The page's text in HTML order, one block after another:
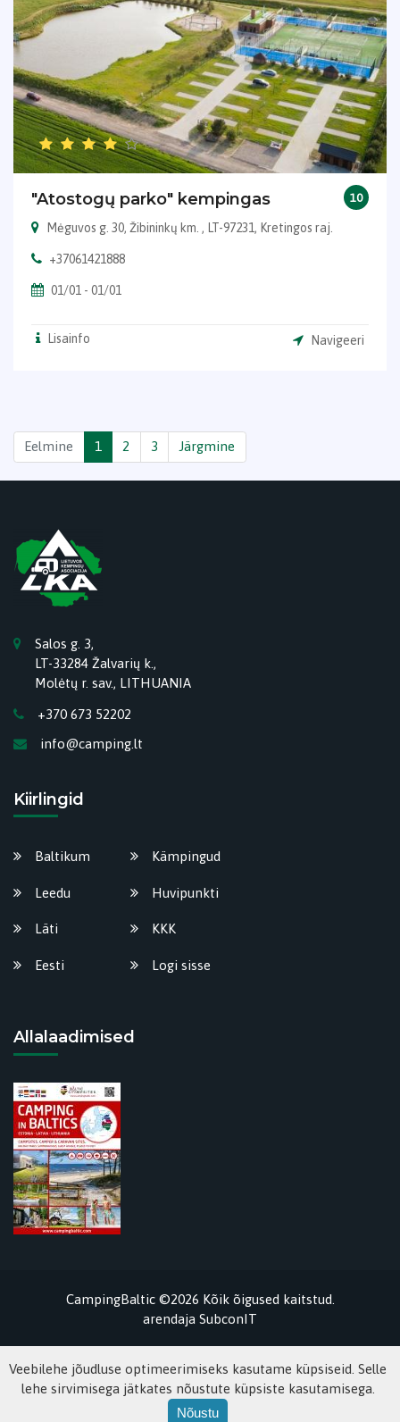
"Atostogų parko" kempingas 10
Mėguvos g. 30, Žibininkų km. , LT-97231, Kretingos raj.
+37061421888
01/01 - 01/01
Lisainfo Navigeeri
Eelmine 1 2 3 Järgmine
Salos g. 3,
LT-33284 Žalvarių k.,
Molėtų r. sav., LITHUANIA
+370 673 52202
info@camping.lt
Kiirlingid
Baltikum
Leedu
Läti
Eesti
Kämpingud
Huvipunkti
KKK
Logi sisse
Allalaadimised
CampingBaltic ©2026 Kõik õigused kaitstud.
arendaja SubconIT
Veebilehe jõudluse optimeerimiseks kasutame küpsiseid. Selle
lehe sirvimisega jätkates nõustute küpsiste kasutamisega.
Nõustu